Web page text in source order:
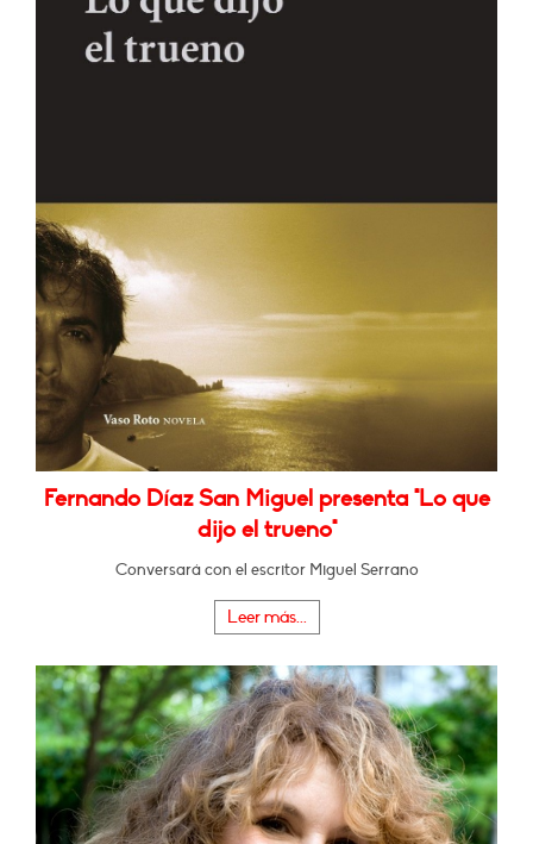
Fernando Díaz San Miguel presenta "Lo que
dijo el trueno"
Conversará con el escritor Miguel Serrano
Leer más...